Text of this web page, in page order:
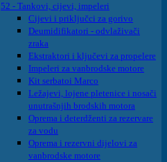
52 - Tankovi, cijevi, impeleri
Cijevi i priključci za gorivo
Deumidifikatori - odvlaživači
zraka
Ekstraktori i ključevi za propelere
Impeleri za vanbrodske motore
Kit serbatoi Marco
Ležajevi, lojene pletenice i nosači
unutrašnjih brodskih motora
Oprema i deterdženti za rezervare
za vodu
Oprema i rezervni dijelovi za
vanbrodske motore